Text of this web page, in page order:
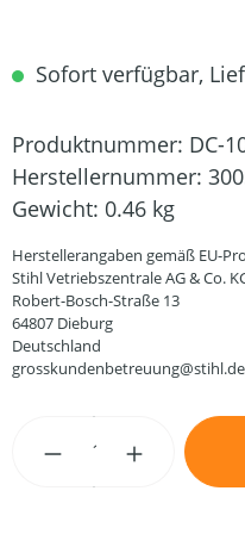
Sofort verfügbar,
Produktnummer: DC-
Herstellernummer:
Gewicht: 0.46 kg
Herstellerangaben gemäß EU-
Stihl Vetriebszentrale AG & Co.
Robert-Bosch-Straße 13
64807 Dieburg
Deutschland
grosskundenbetreuung@stihl.de
Produkt Anzahl: